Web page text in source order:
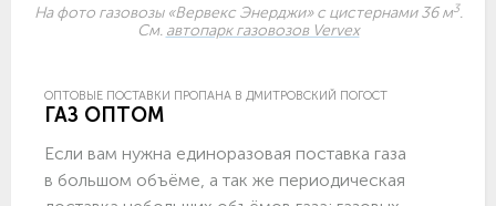
На фото газовозы «Вервекс Энерджи» с цистернами 36 м3.
См. автопарк газовозов Vervex
ОПТОВЫЕ ПОСТАВКИ ПРОПАНА В ДМИТРОВСКИЙ ПОГОСТ
ГАЗ ОПТОМ
Если вам нужна единоразовая поставка газа
в большом объёме, а так же периодическая